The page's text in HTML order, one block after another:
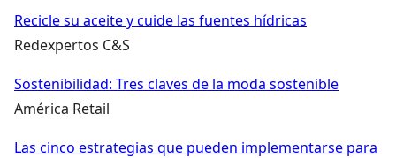
Recicle su aceite y cuide las fuentes hídricas
Redexpertos C&S
Sostenibilidad: Tres claves de la moda sostenible
América Retail
Las cinco estrategias que pueden implementarse para